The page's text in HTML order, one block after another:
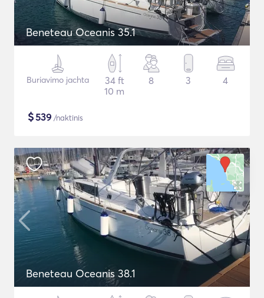
Beneteau Oceanis 35.1
Buriavimo jachta
34 ft
10 m
8 3 4
$539 /naktinis
Beneteau Oceanis 38.1